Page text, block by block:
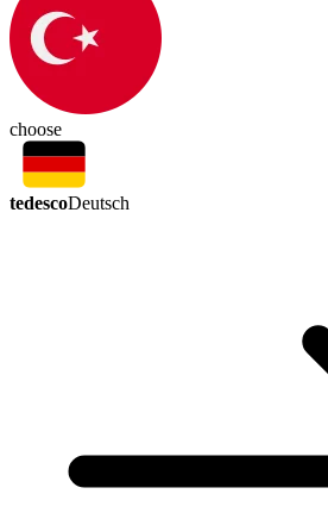
choose
tedescoDeutsch